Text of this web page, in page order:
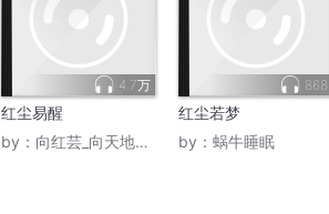
4.7万
红尘易醒
by： 向红芸_向天地学习
868
红尘若梦
by： 蜗牛睡眠